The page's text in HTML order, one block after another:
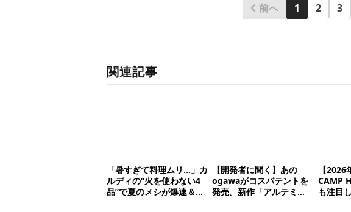
前へ 1 2 3
関連記事
「暑すぎて料理ムリ…」カ
ルディの“火を使わない4
品”で夏のメシが爆速＆激
【開発者に聞く】あの
ogawaがコスパテントを
発売。新作「アルテミ
【2026
CAMP
も注目